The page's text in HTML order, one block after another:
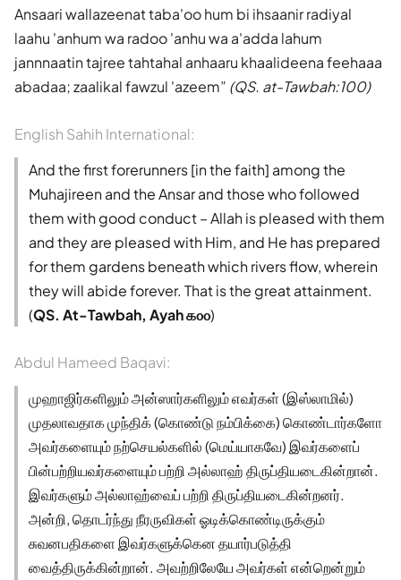
Ansaari wallazeenat taba'oo hum bi ihsaanir radiyal
laahu 'anhum wa radoo 'anhu wa a'adda lahum
jannnaatin tajree tahtahal anhaaru khaalideena feehaaa
abadaa; zaalikal fawzul 'azeem (QS. at-Tawbah:100)
English Sahih International:
And the first forerunners [in the faith] among the
Muhajireen and the Ansar and those who followed
them with good conduct – Allah is pleased with them
and they are pleased with Him, and He has prepared
for them gardens beneath which rivers flow, wherein
they will abide forever. That is the great attainment.
(QS. At-Tawbah, Ayah ௧௦௦)
Abdul Hameed Baqavi:
முஹாஜிர்களிலும் அன்ஸார்களிலும் எவர்கள் (இஸ்லாமில்)
முதலாவதாக முந்திக் (கொண்டு நம்பிக்கை) கொண்டார்களோ
அவர்களையும் நற்செயல்களில் (மெய்யாகவே) இவர்களைப்
பின்பற்றியவர்களையும் பற்றி அல்லாஹ் திருப்தியடைகின்றான்.
இவர்களும் அல்லாஹ்வைப் பற்றி திருப்தியடைகின்றனர்.
அன்றி, தொடர்ந்து நீரருவிகள் ஓடிக்கொண்டிருக்கும்
சுவனபதிகளை இவர்களுக்கென தயார்படுத்தி
வைத்திருக்கின்றான். அவற்றிலேயே அவர்கள் என்றென்றும்